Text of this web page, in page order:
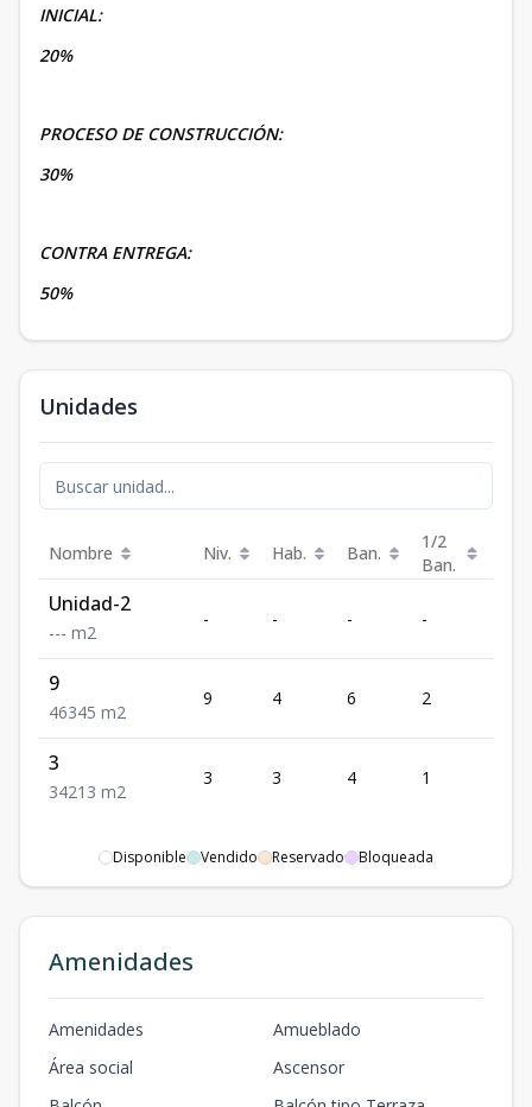
INICIAL:
20%
PROCESO DE CONSTRUCCIÓN:
30%
CONTRA ENTREGA:
50%
Unidades
Nombre Niv. Hab. Ban.
1/2
Ban.
Unidad-2
--- m2
- - - -
9
46345 m2
9 4 6 2
3
34213 m2
3 3 4 1
Disponible Vendido Reservado Bloqueada
Amenidades
Amenidades
Amueblado
Área social
Ascensor